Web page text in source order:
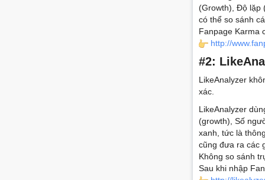
(Growth), Độ lặp
có thể so sánh
Fanpage Karma
http://
#2:
LikeAnalyzer
xác.
LikeAnalyzer
(growth), Số
xanh, tức là
cũng đưa ra các
Không so sánh
Sau khi nhập